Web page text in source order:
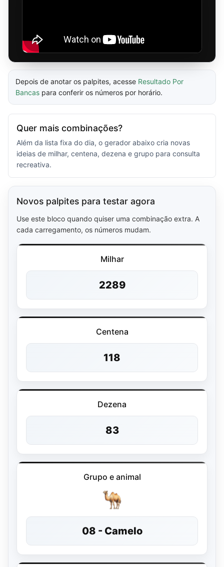
Depois de anotar os palpites, acesse Resultado Por
Bancas para conferir os números por horário.
Quer mais combinações?
Além da lista fixa do dia, o gerador abaixo cria novas
ideias de milhar, centena, dezena e grupo para consulta
recreativa.
Novos palpites para testar agora
Use este bloco quando quiser uma combinação extra. A
cada carregamento, os números mudam.
Milhar
2289
Centena
118
Dezena
83
Grupo e animal
08 - Camelo